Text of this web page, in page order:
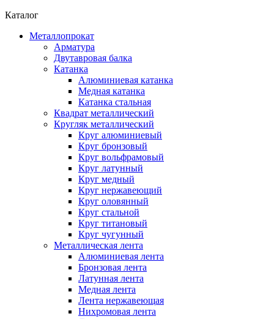
Каталог
Металлопрокат
Арматура
Двутавровая балка
Катанка
Алюминиевая катанка
Медная катанка
Катанка стальная
Квадрат металлический
Кругляк металлический
Круг алюминиевый
Круг бронзовый
Круг вольфрамовый
Круг латунный
Круг медный
Круг нержавеющий
Круг оловянный
Круг стальной
Круг титановый
Круг чугунный
Металлическая лента
Алюминиевая лента
Бронзовая лента
Латунная лента
Медная лента
Лента нержавеющая
Нихромовая лента